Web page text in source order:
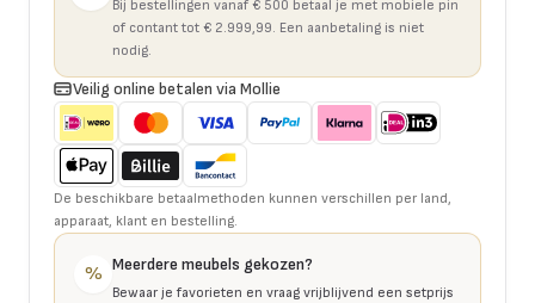
Bij bestellingen vanaf € 500 betaal je met mobiele pin
of contant tot € 2.999,99. Een aanbetaling is niet
nodig.
Veilig online betalen via Mollie
De beschikbare betaalmethoden kunnen verschillen per land,
apparaat, klant en bestelling.
% Meerdere meubels gekozen?
Bewaar je favorieten en vraag vrijblijvend een setprijs